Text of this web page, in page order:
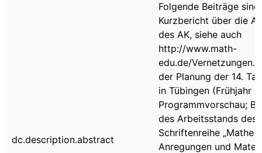
dc.description.abstract
Folgende Beiträge
Kurzbericht über die
des AK, siehe auch
http://www.math-
edu.de/
der Planung der 14.
in Tübingen (Frühjahr
Programmvorschau;
des Arbeitsstands des
Schriftenreihe „Mathe
Anregungen und